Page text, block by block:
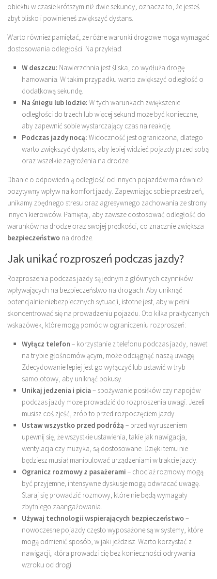
obiektu w czasie krótszym niż dwie sekundy, oznacza to, że jesteś
zbyt blisko i powinieneś zwiększyć dystans.
Warto również pamiętać, że różne warunki drogowe mogą wymagać
dostosowania odległości. Na przykład:
W deszczu: Nawierzchnia jest śliska, co wydłuża drogę
hamowania. W takim przypadku warto zwiększyć odległość o
dodatkową sekundę.
Na śniegu lub lodzie: W tych warunkach zwiększenie
odległości do trzech lub więcej sekund może być konieczne,
aby zapewnić sobie wystarczający czas na reakcję.
Podczas jazdy nocą: Widoczność jest ograniczona, dlatego
warto zwiększyć dystans, aby lepiej widzieć pojazdy przed sobą
oraz wszelkie zagrożenia na drodze.
Dbanie o odpowiednią odległość od innych pojazdów ma również
pozytywny wpływ na komfort jazdy. Zapewniając sobie przestrzeń,
unikamy zbędnego stresu oraz agresywnego zachowania ze strony
innych kierowców. Pamiętaj, aby zawsze dostosować odległość do
warunków na drodze oraz swojej prędkości, co znacznie zwiększa
bezpieczeństwo na drodze.
Jak unikać rozproszeń podczas jazdy?
Rozproszenia podczas jazdy są jednym z głównych czynników
wpływających na bezpieczeństwo na drogach. Aby uniknąć
potencjalnie niebezpiecznych sytuacji, istotne jest, aby w pełni
skoncentrować się na prowadzeniu pojazdu. Oto kilka praktycznych
wskazówek, które mogą pomóc w ograniczeniu rozproszeń:
Wyłącz telefon – korzystanie z telefonu podczas jazdy, nawet
na trybie głośnomówiącym, może odciągnąć naszą uwagę.
Zdecydowanie lepiej jest go wyłączyć lub ustawić w tryb
samolotowy, aby uniknąć pokusy.
Unikaj jedzenia i picia – spożywanie posiłków czy napojów
podczas jazdy może prowadzić do rozproszenia uwagi. Jeżeli
musisz coś zjeść, zrób to przed rozpoczęciem jazdy.
Ustaw wszystko przed podróżą – przed wyruszeniem
upewnij się, że wszystkie ustawienia, takie jak nawigacja,
wentylacja czy muzyka, są dostosowane. Dzięki temu nie
będziesz musiał manipulować urządzeniami w trakcie jazdy.
Ogranicz rozmowy z pasażerami – chociaż rozmowy mogą
być przyjemne, intensywne dyskusje mogą odwracać uwagę.
Staraj się prowadzić rozmowy, które nie będą wymagały
zbytniego zaangażowania.
Używaj technologii wspierających bezpieczeństwo –
nowoczesne pojazdy często wyposażone są w systemy, które
mogą odmienić sposób, w jaki jeździsz. Warto korzystać z
nawigacji, która prowadzi cię bez konieczności odrywania
wzroku od drogi.